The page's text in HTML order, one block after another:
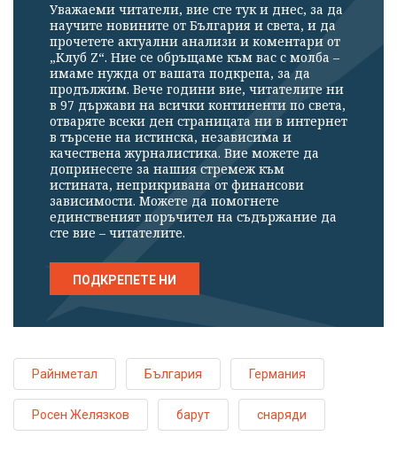
Уважаеми читатели, вие сте тук и днес, за да
научите новините от България и света, и да
прочетете актуални анализи и коментари от
„Клуб Z“. Ние се обръщаме към вас с молба –
имаме нужда от вашата подкрепа, за да
продължим. Вече години вие, читателите ни
в 97 държави на всички континенти по света,
отваряте всеки ден страницата ни в интернет
в търсене на истинска, независима и
качествена журналистика. Вие можете да
допринесете за нашия стремеж към
истината, неприкривана от финансови
зависимости. Можете да помогнете
единственият поръчител на съдържание да
сте вие – читателите.
ПОДКРЕПЕТЕ НИ
Райнметал България Германия
Росен Желязков барут снаряди